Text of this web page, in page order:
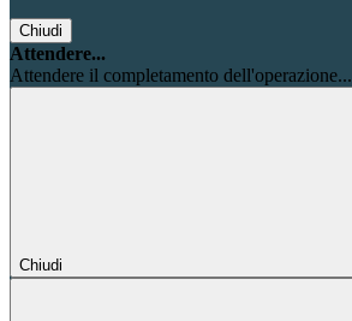
Chiudi
Attendere...
Attendere il completamento dell'operazione...
Chiudi